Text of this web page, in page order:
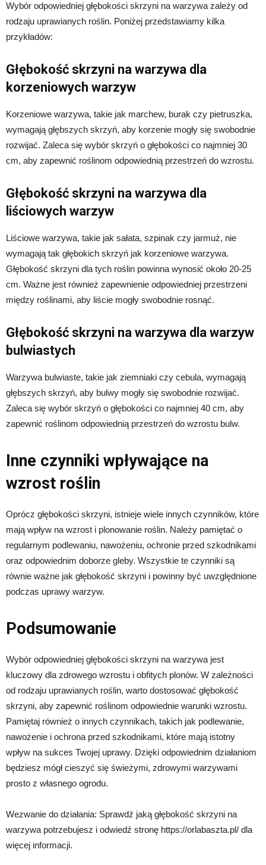
Wybór odpowiedniej głębokości skrzyni na warzywa zależy od
rodzaju uprawianych roślin. Poniżej przedstawiamy kilka
przykładów:
Głębokość skrzyni na warzywa dla
korzeniowych warzyw
Korzeniowe warzywa, takie jak marchew, burak czy pietruszka,
wymagają głębszych skrzyń, aby korzenie mogły się swobodnie
rozwijać. Zaleca się wybór skrzyń o głębokości co najmniej 30
cm, aby zapewnić roślinom odpowiednią przestrzeń do wzrostu.
Głębokość skrzyni na warzywa dla
liściowych warzyw
Liściowe warzywa, takie jak sałata, szpinak czy jarmuż, nie
wymagają tak głębokich skrzyń jak korzeniowe warzywa.
Głębokość skrzyni dla tych roślin powinna wynosić około 20-25
cm. Ważne jest również zapewnienie odpowiedniej przestrzeni
między roślinami, aby liście mogły swobodnie rosnąć.
Głębokość skrzyni na warzywa dla warzyw
bulwiastych
Warzywa bulwiaste, takie jak ziemniaki czy cebula, wymagają
głębszych skrzyń, aby bulwy mogły się swobodnie rozwijać.
Zaleca się wybór skrzyń o głębokości co najmniej 40 cm, aby
zapewnić roślinom odpowiednią przestrzeń do wzrostu bulw.
Inne czynniki wpływające na
wzrost roślin
Oprócz głębokości skrzyni, istnieje wiele innych czynników, które
mają wpływ na wzrost i plonowanie roślin. Należy pamiętać o
regularnym podlewaniu, nawożeniu, ochronie przed szkodnikami
oraz odpowiednim doborze gleby. Wszystkie te czynniki są
równie ważne jak głębokość skrzyni i powinny być uwzględnione
podczas uprawy warzyw.
Podsumowanie
Wybór odpowiedniej głębokości skrzyni na warzywa jest
kluczowy dla zdrowego wzrostu i obfitych plonów. W zależności
od rodzaju uprawianych roślin, warto dostosować głębokość
skrzyni, aby zapewnić roślinom odpowiednie warunki wzrostu.
Pamiętaj również o innych czynnikach, takich jak podlewanie,
nawożenie i ochrona przed szkodnikami, które mają istotny
wpływ na sukces Twojej uprawy. Dzięki odpowiednim działaniom
będziesz mógł cieszyć się świeżymi, zdrowymi warzywami
prosto z własnego ogrodu.
Wezwanie do działania: Sprawdź jaką głębokość skrzyni na
warzywa potrzebujesz i odwiedź stronę https://orlabaszta.pl/ dla
więcej informacji.